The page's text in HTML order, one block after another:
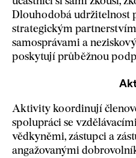
Dlouhodobá udržitelnost
strategickým
samosprávami a
poskytují průběžnou
Aktivity koordinují
spolupráci se
vědkyněmi, zástupci a
angažovanými